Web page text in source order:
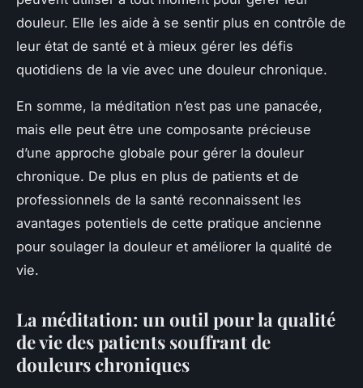
douleur. Elle les aide à se sentir plus en contrôle de
leur état de santé et à mieux gérer les défis
quotidiens de la vie avec une douleur chronique.
En somme, la méditation n’est pas une panacée,
mais elle peut être une composante précieuse
d’une approche globale pour gérer la douleur
chronique. De plus en plus de patients et de
professionnels de la santé reconnaissent les
avantages potentiels de cette pratique ancienne
pour soulager la douleur et améliorer la qualité de
vie.
La méditation: un outil pour la qualité
de vie des patients souffrant de
douleurs chroniques